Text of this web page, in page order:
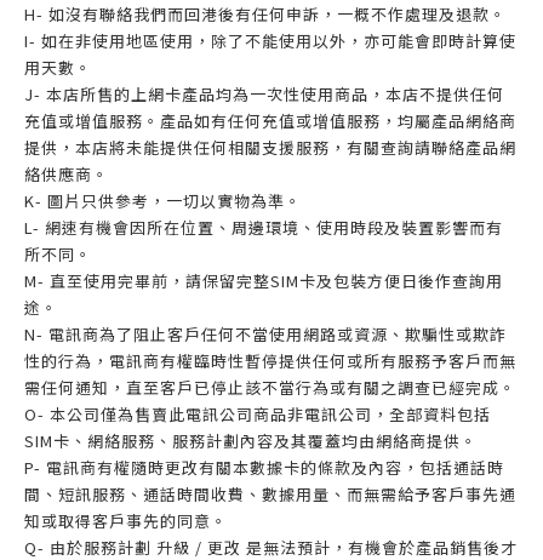
H- 如沒有聯絡我們而回港後有任何申訴，一概不作處理及退款。
I- 如在非使用地區使用，除了不能使用以外，亦可能會即時計算使
用天數。
J- 本店所售的上網卡產品均為一次性使用商品，本店不提供任何
充值或增值服務。產品如有任何充值或增值服務，均屬產品網絡商
提供，本店將未能提供任何相關支援服務，有關查詢請聯絡產品網
絡供應商。
K- 圖片只供參考，一切以實物為準。
L- 網速有機會因所在位置、周邊環境、使用時段及裝置影響而有
所不同。
M- 直至使用完畢前，請保留完整SIM卡及包裝方便日後作查詢用
途。
N- 電訊商為了阻止客戶任何不當使用網路或資源、欺騙性或欺詐
性的行為，電訊商有權臨時性暫停提供任何或所有服務予客戶而無
需任何通知，直至客戶已停止該不當行為或有關之調查已經完成。
O- 本公司僅為售賣此電訊公司商品非電訊公司，全部資料包括
SIM卡、網絡服務、服務計劃內容及其覆蓋均由網絡商提供。
P- 電訊商有權隨時更改有關本數據卡的條款及內容，包括通話時
間、短訊服務、通話時間收費、數據用量、而無需給予客戶事先通
知或取得客戶事先的同意。
Q- 由於服務計劃 升級 / 更改 是無法預計，有機會於產品銷售後才